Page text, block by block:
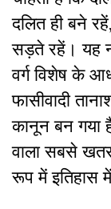
दलित ही बने
सड़ते रहें। यह
वर्ग विशेष के
फासीवादी
कानून बन गया
वाला सबसे
रूप में इतिहास में